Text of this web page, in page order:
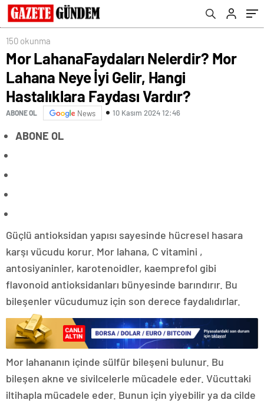
Vardır?
150 okunma
Mor LahanaFaydaları Nelerdir? Mor
Lahana Neye İyi Gelir, Hangi
Hastalıklara Faydası Vardır?
ABONE OL News 10 Kasım 2024 12:46
ABONE OL
Güçlü antioksidan yapısı sayesinde hücresel hasara
karşı vücudu korur. Mor lahana, C vitamini ,
antosiyaninler, karotenoidler, kaemprefol gibi
flavonoid antioksidanları bünyesinde barındırır. Bu
bileşenler vücudumuz için son derece faydalıdırlar.
Mor lahananın içinde sülfür bileşeni bulunur. Bu
bileşen akne ve sivilcelerle mücadele eder. Vücuttaki
iltihapla mücadele eder. Bunun için yiyebilir ya da cilde